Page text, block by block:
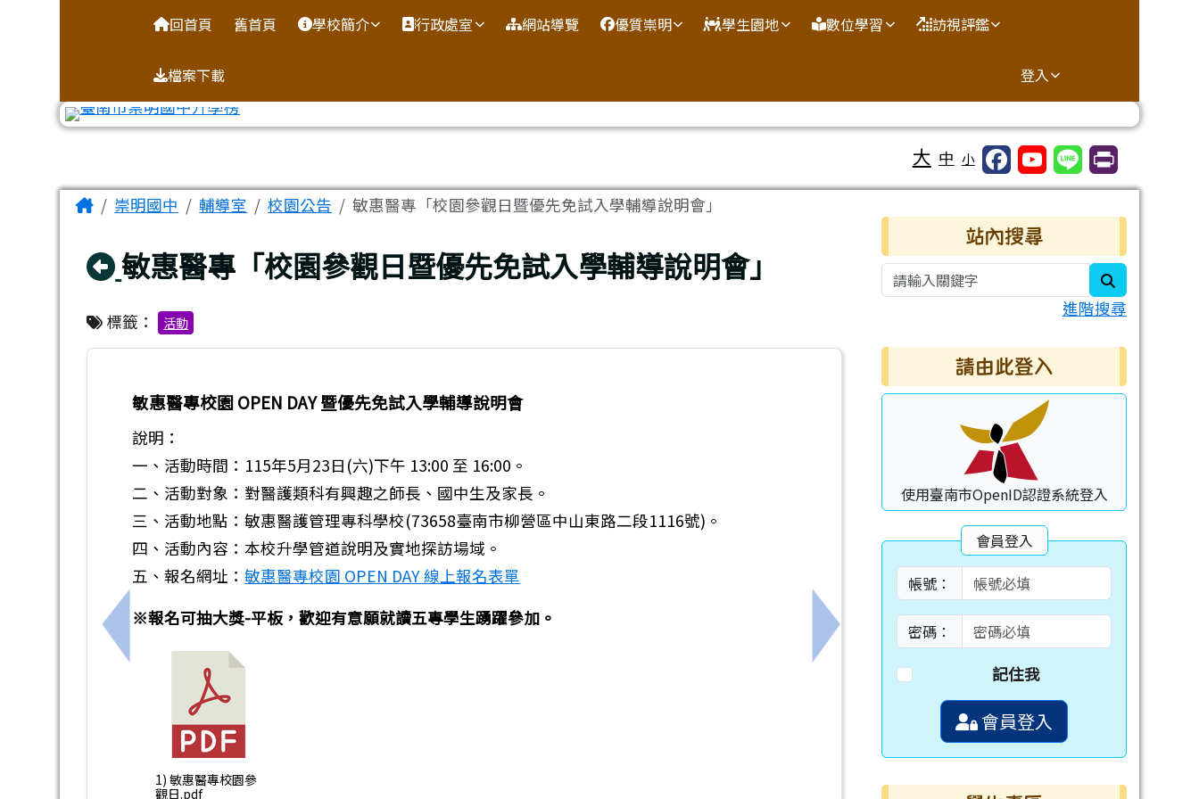
台南市崇明國中全球資訊網
回首頁 舊首頁 學校簡介 行政處室 網站導覽 優質崇明 學生園地 數位學習 訪視評鑑
檔案下載 登入
大 中 小
主內容區域
Home崇明國中 輔導室 校園公告 敏惠醫專「校園參觀日暨優先免試入學輔導說明會」
回上頁
敏惠醫專「校園參觀日暨優先免試入學輔導說明會」
標籤： 活動
上一筆：親子天下免費線上講座《給教師的SEL必修課：如何先安定自己再安頓孩子》
敏惠醫專校園 OPEN DAY 暨優先免試入學輔導說明會
說明：
一、活動時間：115年5月23日(六)下午 13:00 至 16:00。
二、活動對象：對醫護類科有興趣之師長、國中生及家長。
三、活動地點：敏惠醫護管理專科學校(73658臺南市柳營區中山東路二段1116號)。
四、活動內容：本校升學管道說明及實地探訪場域。
五、報名網址：敏惠醫專校園 OPEN DAY 線上報名表單
※報名可抽大獎-平板，歡迎有意願就讀五專學生踴躍參加。
1) 敏惠醫專校園參
觀日.pdf
下一筆：弘光科技大學「手語翻譯人才基礎訓練班」
右邊區域內容
站內搜尋
進階搜尋
請由此登入
使用臺南市OpenID認證系統登入
會員登入
帳號：
密碼：
記住我
會員登入
頁尾區域